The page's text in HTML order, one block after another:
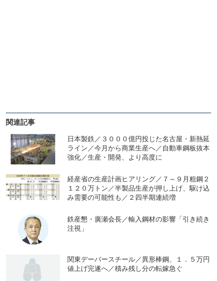
関連記事
日本製鉄／３０００億円投じた名古屋・新熱延
ライン／今月から商業生産へ／自動車鋼板抜本
強化／生産・開発、より高度に
経産省の生産計画ヒアリング／７～９月粗鋼２
１２０万トン／半製品生産が押し上げ、駆け込
み需要の可能性も／２四半期連続増
鉄産懇・廣瀬会長／輸入鋼材の影響「引き続き
注視」
関東デーバースチール／異形棒鋼、１．５万円
値上げ完遂へ／積み残し分の転嫁急ぐ